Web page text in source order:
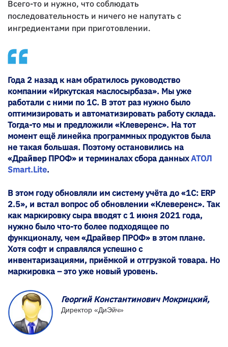
Всего-то и нужно, что соблюдать
последовательность и ничего не напутать с
ингредиентами при приготовлении.
Года 2 назад к нам обратилось руководство
компании «Иркутская маслосырбаза». Мы уже
работали с ними по 1С. В этот раз нужно было
оптимизировать и автоматизировать работу склада.
Тогда-то мы и предложили «Клеверенс». На тот
момент ещё линейка программных продуктов была
не такая большая. Поэтому остановились на
«Драйвер ПРОФ» и терминалах сбора данныхАТОЛ
Smart.Lite.
В этом году обновляли им систему учёта до «1С: ERP
2.5», и встал вопрос об обновлении «Клеверенс». Так
как маркировку сыра вводят с 1 июня 2021 года,
нужно было что-то более подходящее по
функционалу, чем «Драйвер ПРОФ» в этом плане.
Хотя софт и справлялся успешно с
инвентаризациями, приёмкой и отгрузкой товара. Но
маркировка – это уже новый уровень.
Георгий Константинович Мокрицкий,
Директор «ДиЭйч»